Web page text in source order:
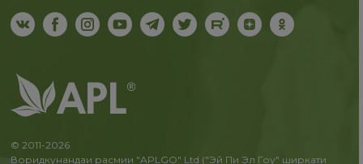
© 2011-2026
Воридкунандаи расмии "APLGO" Ltd ("Эй Пи Эл Гоу" ширкати